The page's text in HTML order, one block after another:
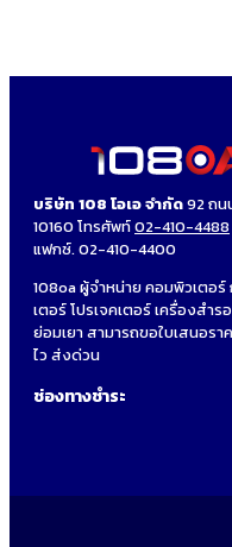
บริษัท 108 โอเอ จำกัด92 ถน
10160 โทรศัพท์02-410-4488
แฟกซ์. 02-410-4400
108oa ผู้จำหน่าย คอมพิวเตอ
เตอร์ โปรเจคเตอร์ เครื่องสำ
ย่อมเยา สามารถขอใบเสนอร
ไว ส่งด่วน
ช่องทางชำระ